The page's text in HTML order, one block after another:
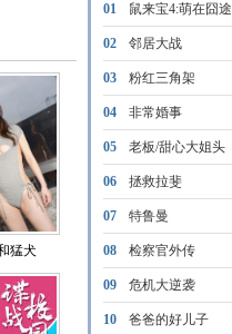
猛犬
01 鼠来宝4:萌在囧途
02 邻居大战
03 粉红三角架
04 非常婚事
05 老板/甜心大姐头
06 拯救拉斐
07 特鲁曼
08 检察官外传
09 危机大逆袭
10 爸爸的好儿子